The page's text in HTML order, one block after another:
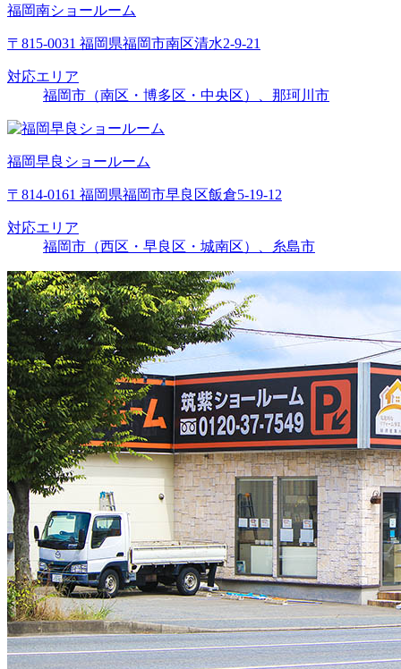
福岡南ショールーム
〒815-0031 福岡県福岡市南区清水2-9-21
対応エリア
福岡市（南区・博多区・中央区）、那珂川市
福岡早良ショールーム
〒814-0161 福岡県福岡市早良区飯倉5-19-12
対応エリア
福岡市（西区・早良区・城南区）、糸島市